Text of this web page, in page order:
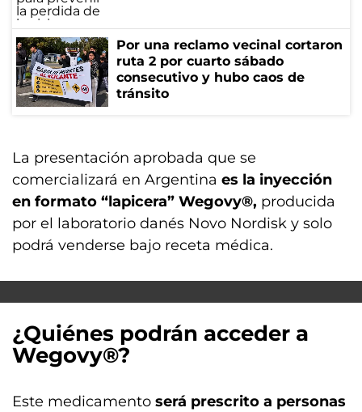
Por una reclamo vecinal cortaron
ruta 2 por cuarto sábado
consecutivo y hubo caos de
tránsito
La presentación aprobada que se
comercializará en Argentina es la inyección
en formato “lapicera” Wegovy®, producida
por el laboratorio danés Novo Nordisk y solo
podrá venderse bajo receta médica.
¿Quiénes podrán acceder a
Wegovy®?
Este medicamento será prescrito a personas